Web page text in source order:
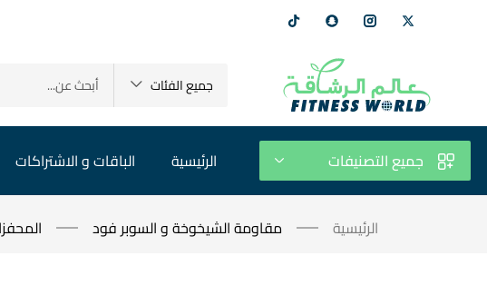
جميع الفئات
جميع التصنيفات الرئيسية الباقات و الاشتراكات
الرئيسية مقاومة الشيخوخة و السوبر فود